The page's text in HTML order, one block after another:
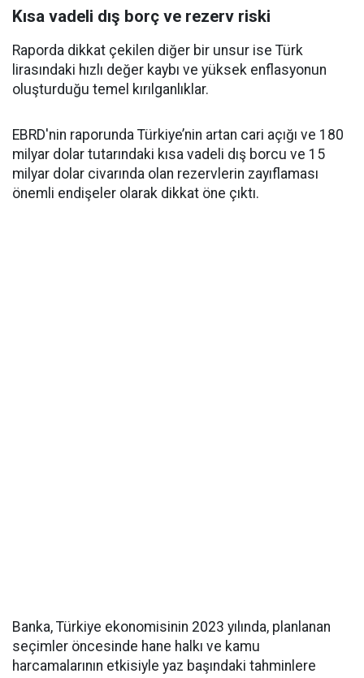
Kısa vadeli dış borç ve rezerv riski
Raporda dikkat çekilen diğer bir unsur ise Türk
lirasındaki hızlı değer kaybı ve yüksek enflasyonun
oluşturduğu temel kırılganlıklar.
EBRD'nin raporunda Türkiye’nin artan cari açığı ve 180
milyar dolar tutarındaki kısa vadeli dış borcu ve 15
milyar dolar civarında olan rezervlerin zayıflaması
önemli endişeler olarak dikkat öne çıktı.
Banka, Türkiye ekonomisinin 2023 yılında, planlanan
seçimler öncesinde hane halkı ve kamu
harcamalarının etkisiyle yaz başındaki tahminlere